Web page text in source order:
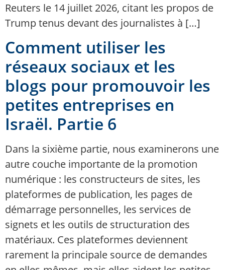
Reuters le 14 juillet 2026, citant les propos de
Trump tenus devant des journalistes à […]
Comment utiliser les
réseaux sociaux et les
blogs pour promouvoir les
petites entreprises en
Israël. Partie 6
Dans la sixième partie, nous examinerons une
autre couche importante de la promotion
numérique : les constructeurs de sites, les
plateformes de publication, les pages de
démarrage personnelles, les services de
signets et les outils de structuration des
matériaux. Ces plateformes deviennent
rarement la principale source de demandes